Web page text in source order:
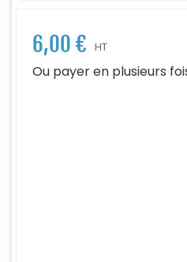
6,00 € HT
Ou payer en plusieurs